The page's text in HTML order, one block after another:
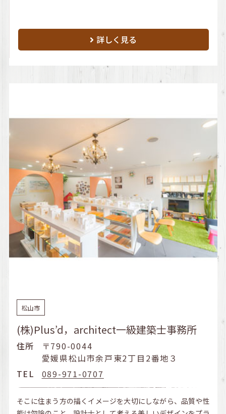
詳しく見る
松山市
(株)Plus’d，architect一級建築士事務所
住所
〒790-0044
愛媛県松山市余戸東2丁目2番地３
TEL
089-971-0707
そこに住まう方の描くイメージを大切にしながら、品質や性